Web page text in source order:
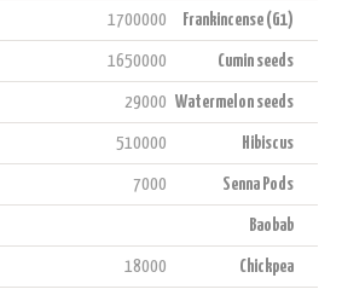
Frankincense (G1)
1700000
Cumin seeds
1650000
Watermelon seeds
29000
Hibiscus
510000
Senna Pods
7000
Baobab
Chickpea
18000